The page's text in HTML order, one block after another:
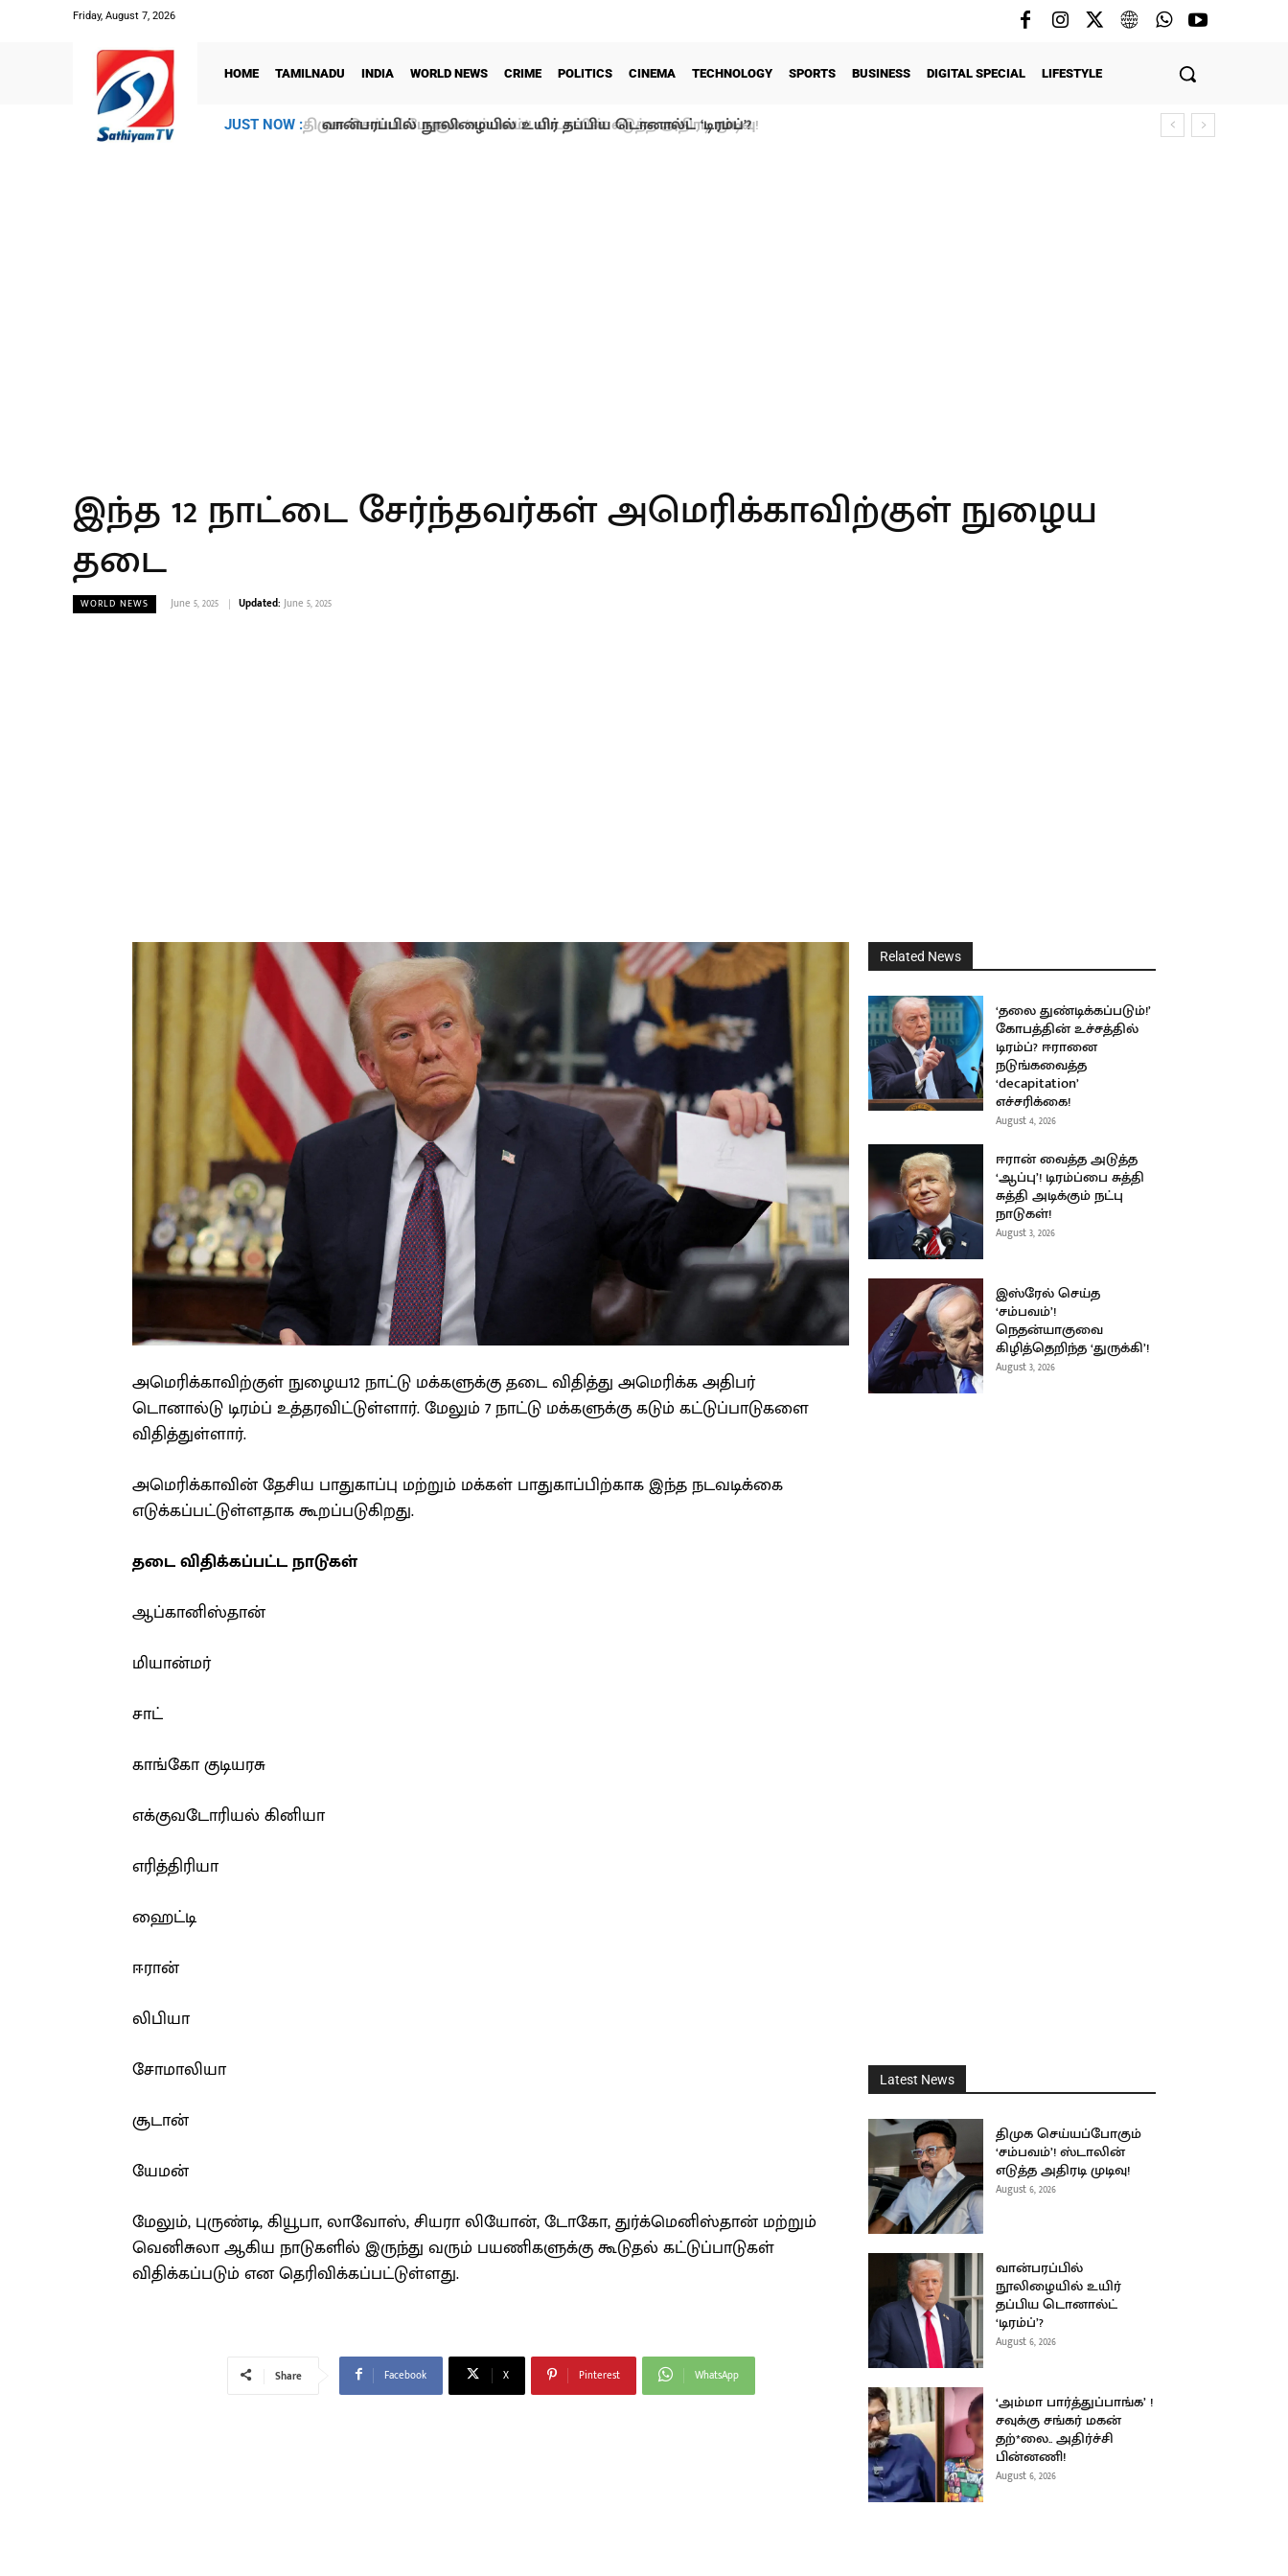
Friday, August 7, 2026
HOME TAMILNADU INDIA WORLD NEWS CRIME POLITICS CINEMA TECHNOLOGY SPORTS BUSINESS DIGITAL SPECIAL LIFESTYLE
JUST NOW : வான்பரப்பில் நூலிழையில் உயிர் தப்பிய டொனால்ட் ‘டிரம்ப்’?
இந்த 12 நாட்டை சேர்ந்தவர்கள் அமெரிக்காவிற்குள் நுழைய
தடை
WORLD NEWS June 5, 2025 Updated: June 5, 2025
அமெரிக்காவிற்குள் நுழைய12 நாட்டு மக்களுக்கு தடை விதித்து அமெரிக்க அதிபர்
டொனால்டு டிரம்ப் உத்தரவிட்டுள்ளார். மேலும் 7 நாட்டு மக்களுக்கு கடும் கட்டுப்பாடுகளை
விதித்துள்ளார்.
அமெரிக்காவின் தேசிய பாதுகாப்பு மற்றும் மக்கள் பாதுகாப்பிற்காக இந்த நடவடிக்கை
எடுக்கப்பட்டுள்ளதாக கூறப்படுகிறது.
தடை விதிக்கப்பட்ட நாடுகள்
ஆப்கானிஸ்தான்
மியான்மர்
சாட்
காங்கோ குடியரசு
எக்குவடோரியல் கினியா
எரித்திரியா
ஹைட்டி
ஈரான்
லிபியா
சோமாலியா
சூடான்
யேமன்
மேலும், புருண்டி, கியூபா, லாவோஸ், சியரா லியோன், டோகோ, துர்க்மெனிஸ்தான் மற்றும்
வெனிசுலா ஆகிய நாடுகளில் இருந்து வரும் பயணிகளுக்கு கூடுதல் கட்டுப்பாடுகள்
விதிக்கப்படும் என தெரிவிக்கப்பட்டுள்ளது.
Share Facebook X Pinterest WhatsApp
Related News
‘தலை துண்டிக்கப்படும்!’
கோபத்தின் உச்சத்தில்
டிரம்ப்? ஈரானை
நடுங்கவைத்த
‘decapitation’
எச்சரிக்கை!
August 4, 2026
ஈரான் வைத்த அடுத்த
‘ஆப்பு’! டிரம்ப்பை சுத்தி
சுத்தி அடிக்கும் நட்பு
நாடுகள்!
August 3, 2026
இஸ்ரேல் செய்த
‘சம்பவம்’!
நெதன்யாகுவை
கிழித்தெறிந்த ‘துருக்கி’!
August 3, 2026
Latest News
திமுக செய்யப்போகும்
‘சம்பவம்’! ஸ்டாலின்
எடுத்த அதிரடி முடிவு!
August 6, 2026
வான்பரப்பில்
நூலிழையில் உயிர்
தப்பிய டொனால்ட்
‘டிரம்ப்’?
August 6, 2026
‘அம்மா பார்த்துப்பாங்க’ !
சவுக்கு சங்கர் மகன்
தற்*லை.. அதிர்ச்சி
பின்னணி!
August 6, 2026